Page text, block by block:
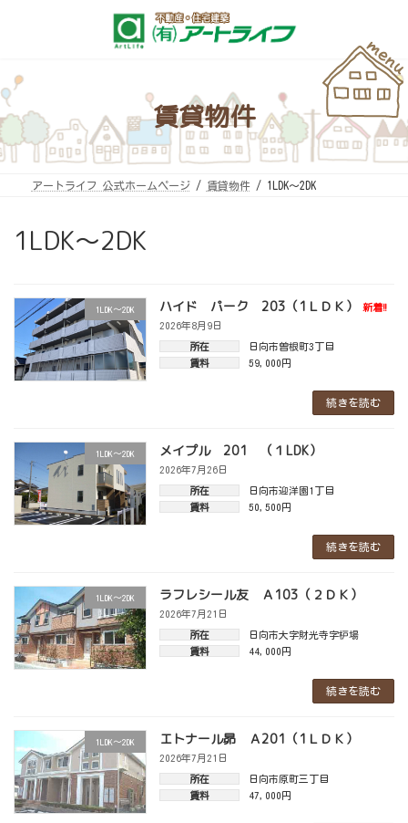
キ
ッ
プ
に
移
動
賃貸物件
アートライフ 公式ホームページ 賃貸物件 1LDK～2DK
1LDK～2DK
1LDK～2DK ハイド パーク 203（1ＬＤＫ） 新着!!
2026年8月9日
続きを読む
所在
日向市曽根町3丁目
賃料
59,000円
1LDK～2DK メイプル 201 （１LDK）
2026年7月26日
続きを読む
所在
日向市迎洋園1丁目
賃料
50,500円
1LDK～2DK ラフレシール友 Ａ103（２ＤＫ）
2026年7月21日
続きを読む
所在
日向市大字財光寺字枦場
賃料
44,000円
1LDK～2DK エトナール昴 Ａ201（1ＬＤＫ）
2026年7月21日
所在
日向市原町三丁目
賃料
47,000円